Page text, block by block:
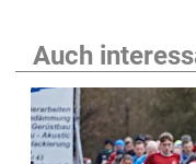
Auch